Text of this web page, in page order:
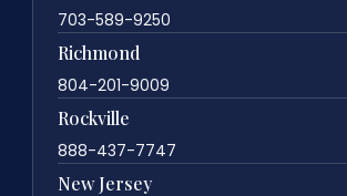
703-589-9250
Richmond
804-201-9009
Rockville
888-437-7747
New Jersey